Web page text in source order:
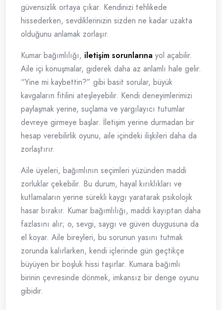
güvensizlik ortaya çıkar. Kendinizi tehlikede
hissederken, sevdiklerinizin sizden ne kadar uzakta
olduğunu anlamak zorlaşır.
Kumar bağımlılığı, iletişim sorunlarına yol açabilir.
Aile içi konuşmalar, giderek daha az anlamlı hale gelir.
“Yine mi kaybettin?” gibi basit sorular, büyük
kavgaların fitilini ateşleyebilir. Kendi deneyimlerimizi
paylaşmak yerine, suçlama ve yargılayıcı tutumlar
devreye girmeye başlar. İletişim yerine durmadan bir
hesap verebilirlik oyunu, aile içindeki ilişkileri daha da
zorlaştırır.
Aile üyeleri, bağımlının seçimleri yüzünden maddi
zorluklar çekebilir. Bu durum, hayal kırıklıkları ve
kutlamaların yerine sürekli kaygı yaratarak psikolojik
hasar bırakır. Kumar bağımlılığı, maddi kayıptan daha
fazlasını alır; o, sevgi, saygı ve güven duygusuna da
el koyar. Aile bireyleri, bu sorunun yasını tutmak
zorunda kalırlarken, kendi içlerinde gün geçtikçe
büyüyen bir boşluk hissi taşırlar. Kumara bağımlı
birinin çevresinde dönmek, imkansız bir denge oyunu
gibidir.